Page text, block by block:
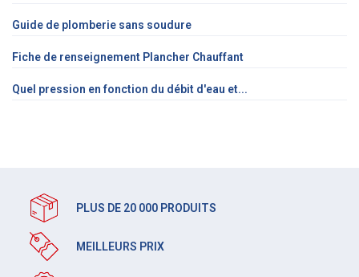
Guide de plomberie sans soudure
Fiche de renseignement Plancher Chauffant
Quel pression en fonction du débit d'eau et...
PLUS DE 20 000 PRODUITS
MEILLEURS PRIX